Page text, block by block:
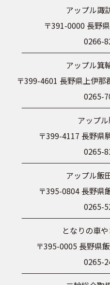
アップル諏
〒391-0000 長野
0266-
アップル箕
〒399-4601 長野県上伊
0265-
アップ
〒399-4117 長野県
0265-
アップル飯
〒395-0804 長野県
0265-
となりの車
〒395-0005 長野県
0265-